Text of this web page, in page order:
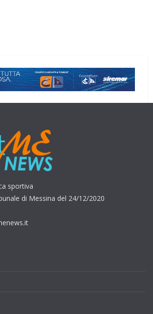
sportiva
di Messina del 24/12/2020